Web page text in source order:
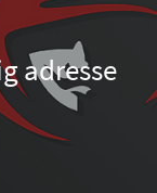
adresse